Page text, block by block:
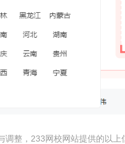
调整，233网校网站提供的以上